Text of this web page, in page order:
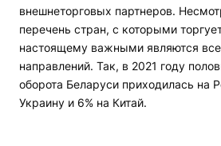
внешнеторговых партнеров.
перечень стран, с которыми
настоящему важными являются
направлений. Так, в 2021 году
оборота Беларуси приходилась на
Украину и 6% на Китай.